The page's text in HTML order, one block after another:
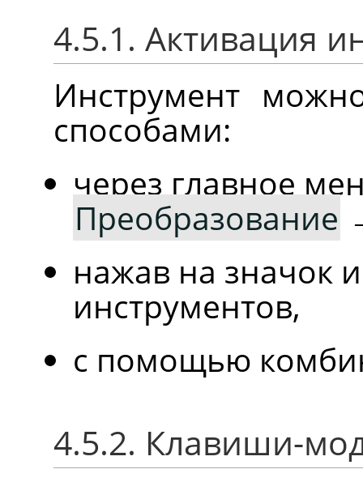
4.5.1. Активация
Инструмент
способами:
через главное
Преобразование
нажав на значок
инструментов,
с помощью
4.5.2. Клавиши-